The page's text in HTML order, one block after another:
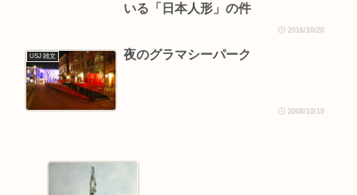
いる「日本人形」の件
2016/10/20
USJ 雑文 夜のグラマシーパーク
2008/10/19